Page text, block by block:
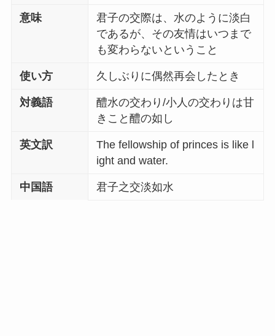
意味
君子の交際は、水のように淡白
であるが、その友情はいつまで
も変わらないということ
使い方 久しぶりに偶然再会したとき
対義語
醴水の交わり/小人の交わりは甘
きこと醴の如し
英文訳
The fellowship of princes is like l
ight and water.
中国語 君子之交淡如水